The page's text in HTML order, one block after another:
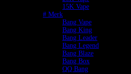
15K Vape
# Merk
Bang Vape
Bang King
Bang Leader
Bang Legend
Bang Blaze
Bang Box
QQ Bang